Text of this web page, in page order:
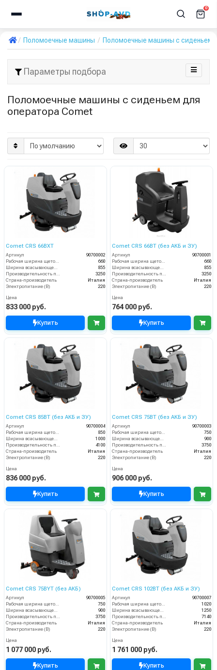
0
Поломоечные машины Поломоечные машины с сиденьем
Параметры подбора
Поломоечные машины с сиденьем для
оператора Comet
Comet CRS 66BXT
Артикул
90700002
660
855
3250
Страна-производитель
Италия
Электропитание (В)
220
Цена
833 000 руб.
Купить
Comet CRS 66BT (без АКБ и ЗУ)
Артикул
90700001
660
855
3250
Страна-производитель
Италия
Электропитание (В)
220
Цена
764 000 руб.
Купить
Comet CRS 85BT (без АКБ и ЗУ)
Артикул
90700004
Рабочая ширина щеток (мм)
850
Ширина всасывающей балки (мм)
1000
Производительность по площади (м2/ч)
4100
Страна-производитель
Италия
Электропитание (В)
220
Цена
836 000 руб.
Купить
Comet CRS 75BT (без АКБ и ЗУ)
Артикул
90700003
Рабочая ширина щеток (мм)
750
Ширина всасывающей балки (мм)
900
Производительность по площади (м2/ч)
3750
Страна-производитель
Италия
Электропитание (В)
220
Цена
906 000 руб.
Купить
Comet CRS 75BYT (без АКБ)
Артикул
90700005
Рабочая ширина щеток (мм)
750
Ширина всасывающей балки (мм)
900
Производительность по площади (м2/ч)
3750
Страна-производитель
Италия
Электропитание (В)
220
Цена
1 077 000 руб.
Купить
Comet CRS 102BT (без АКБ и ЗУ)
Артикул
90700007
Рабочая ширина щеток (мм)
1020
Ширина всасывающей балки (мм)
1250
Производительность по площади (м2/ч)
7140
Страна-производитель
Италия
Электропитание (В)
220
Цена
1 761 000 руб.
Купить